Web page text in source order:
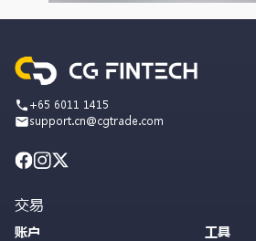
+65 6011 1415
support.cn@cgtrade.com
交易
账户
工具